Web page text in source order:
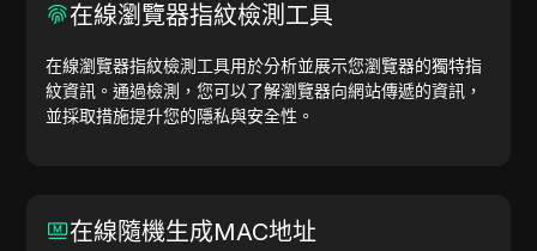
在線瀏覽器指紋檢測工具
在線瀏覽器指紋檢測工具用於分析並展示您瀏覽器的獨特指
紋資訊。通過檢測，您可以了解瀏覽器向網站傳遞的資訊，
並採取措施提升您的隱私與安全性。
在線隨機生成MAC地址